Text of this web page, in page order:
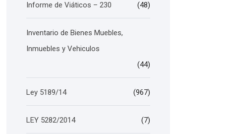
Informe de Viáticos – 230 (48)
Inventario de Bienes Muebles,
Inmuebles y Vehiculos
(44)
Ley 5189/14 (967)
LEY 5282/2014 (7)